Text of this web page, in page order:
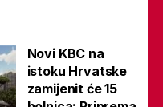
Novi KBC na
istoku Hrvatske
zamijenit će 15